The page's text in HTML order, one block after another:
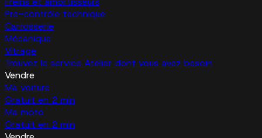
Pré-contrôle technique
Carrosserie
Mécanique
Vitrage
Trouvez le service Atelier dont vous avez besoin
Vendre
Ma voiture
Gratuit en 2 min
Ma moto
Gratuit en 2 min